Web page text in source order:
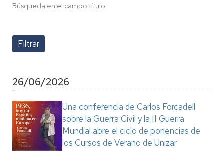
Búsqueda en el campo título
26/06/2026
Una conferencia de Carlos Forcadell
sobre la Guerra Civil y la II Guerra
Mundial abre el ciclo de ponencias de
los Cursos de Verano de Unizar